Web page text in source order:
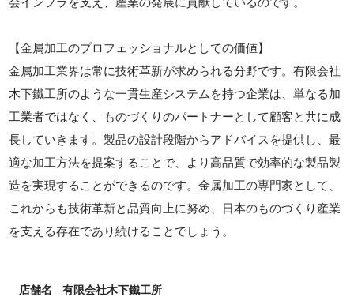
【金属加工のプロフェッショナルとしての価値】
金属加工業界は常に技術革新が求められる分野です。有限会社
木下鐵工所のような一貫生産システムを持つ企業は、単なる加
工業者ではなく、ものづくりのパートナーとして顧客と共に成
長していきます。製品の設計段階からアドバイスを提供し、最
適な加工方法を提案することで、より高品質で効率的な製品製
造を実現することができるのです。金属加工の専門家として、
これからも技術革新と品質向上に努め、日本のものづくり産業
を支える存在であり続けることでしょう。
店舗名 有限会社木下鐵工所